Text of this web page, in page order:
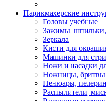
Парикмахерские
Головы учебные
Зажимы,
Зеркала
Кисти для
Машинки для
Ножи и насадки
Ножницы, бритвы
Пенюары,
Распылители,